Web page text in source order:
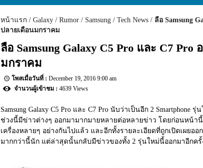
หน้าแรก Galaxy Rumor Samsung Tech News
ลือ Samsung
ปลายเดือนมกราคม
ลือ Samsung Galaxy C5 Pro และ C7 Pro
มกราคม
December 19, 2016 9:00 am
4639 Views
Samsung Galaxy C5 Pro และ C7 Pro นับว่าเป็นอีก 2 Smartphone
ช่วงนี้มีข่าวต่างๆ ออกมามากมายหลายต่อหลายข่าว โดยก่อนหน้า
เครื่องหลายๆ อย่างกันไปแล้ว และอีกทั้งรายละเอียดที่ถูกเปิดเผยอ
มากกว่านี้นัก แต่ล่าสุดนั้นกลับมีข่าวของทั้ง 2 รุ่นใหม่นี้ออกมาอีกครั้